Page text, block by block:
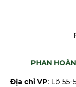
PHAN
Địa chỉ VP: Lô